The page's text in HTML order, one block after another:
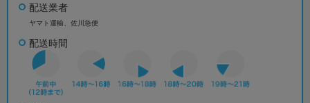
配送業者
ヤマト運輸、佐川急便
配送時間